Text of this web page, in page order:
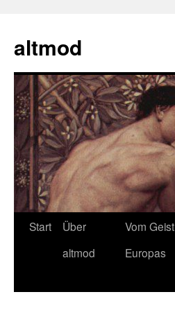
springen
altmod
Start
Über
altmod
Vom Geist
Europas